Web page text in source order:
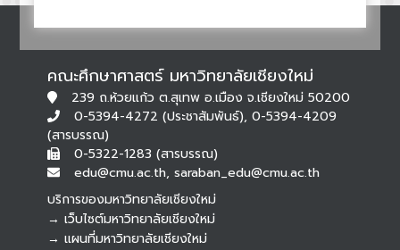
คณะศึกษาศาสตร์ มหาวิทยาลัยเชียงใหม่
239 ถ.ห้วยแก้ว ต.สุเทพ อ.เมือง จ.เชียงใหม่ 50200
0-5394-4272 (ประชาสัมพันธ์), 0-5394-4209
(สารบรรณ)
0-5322-1283 (สารบรรณ)
edu@cmu.ac.th, saraban_edu@cmu.ac.th
บริการของมหาวิทยาลัยเชียงใหม่
→ เว็บไซต์มหาวิทยาลัยเชียงใหม่
→ แผนที่มหาวิทยาลัยเชียงใหม่